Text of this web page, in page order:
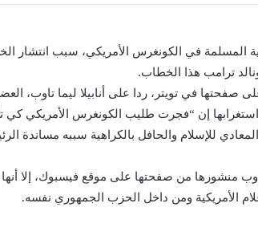
المسلمة في الكونغرس الأمريكي، سبب انتشار
ترامب هذا الخطاب.
صفحتها في تويتر، ردا على أنابيلا ليما تاوب،
إن “فجرت طليب الكونغرس الأمريكي كي
للإسلام والحافل بالكراهية سببه مساندة
منشورها من صفحتها على موقع فيسبوك، إلا
الأمريكية ومن داخل الحزب الجمهوري نفسه.